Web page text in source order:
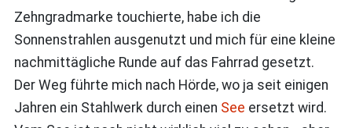
Zehngradmarke touchierte, habe ich die
Sonnenstrahlen ausgenutzt und mich für eine kleine
nachmittägliche Runde auf das Fahrrad gesetzt.
Der Weg führte mich nach Hörde, wo ja seit einigen
Jahren ein Stahlwerk durch einen See ersetzt wird.